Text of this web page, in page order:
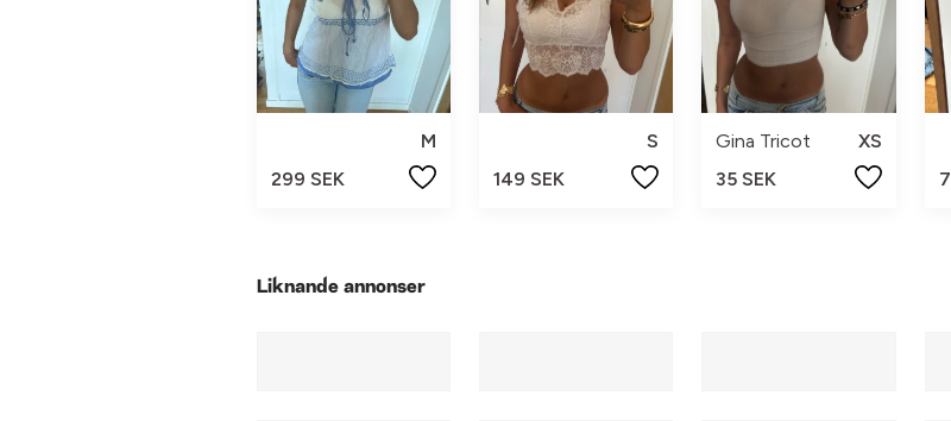
M
299 SEK
S
149 SEK
Gina Tricot
XS
35 SEK
Liknande annonser